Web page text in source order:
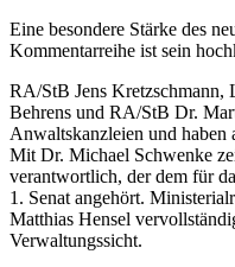
Eine besondere Stärke des
Kommentarreihe ist sein
RA/StB Jens
Behrens und RA/StB Dr.
Anwaltskanzleien und haben
Mit Dr. Michael Schwenke
verantwortlich, der dem für
1. Senat angehört.
Matthias Hensel
Verwaltungssicht.